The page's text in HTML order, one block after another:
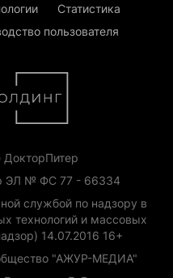
Статистика
пользователя
ДокторПитер
ЭЛ № ФС 77 - 66334
службой по надзору в
технологий и массовых
14.07.2016 16+
"АЖУР-МЕДИА"